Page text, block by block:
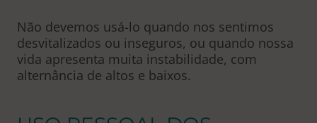
Não devemos usá-lo quando nos sentimos
desvitalizados ou inseguros, ou quando nossa
vida apresenta muita instabilidade, com
alternância de altos e baixos.